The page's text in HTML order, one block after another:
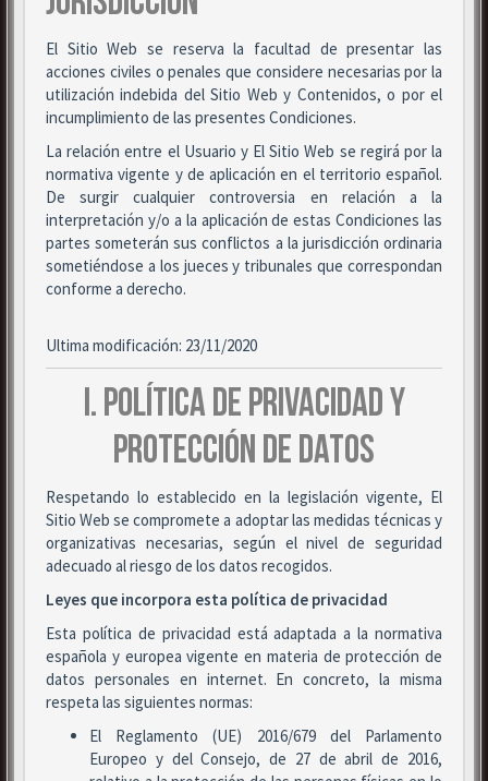
El Sitio Web se reserva la facultad de presentar las
acciones civiles o penales que considere necesarias por la
utilización indebida del Sitio Web y Contenidos, o por el
incumplimiento de las presentes Condiciones.
La relación entre el Usuario y El Sitio Web se regirá por la
normativa vigente y de aplicación en el territorio español.
De surgir cualquier controversia en relación a la
interpretación y/o a la aplicación de estas Condiciones las
partes someterán sus conflictos a la jurisdicción ordinaria
sometiéndose a los jueces y tribunales que correspondan
conforme a derecho.
Ultima modificación: 23/11/2020
I. POLÍTICA DE PRIVACIDAD Y
PROTECCIÓN DE DATOS
Respetando lo establecido en la legislación vigente, El
Sitio Web se compromete a adoptar las medidas técnicas y
organizativas necesarias, según el nivel de seguridad
adecuado al riesgo de los datos recogidos.
Leyes que incorpora esta política de privacidad
Esta política de privacidad está adaptada a la normativa
española y europea vigente en materia de protección de
datos personales en internet. En concreto, la misma
respeta las siguientes normas:
El Reglamento (UE) 2016/679 del Parlamento
Europeo y del Consejo, de 27 de abril de 2016,